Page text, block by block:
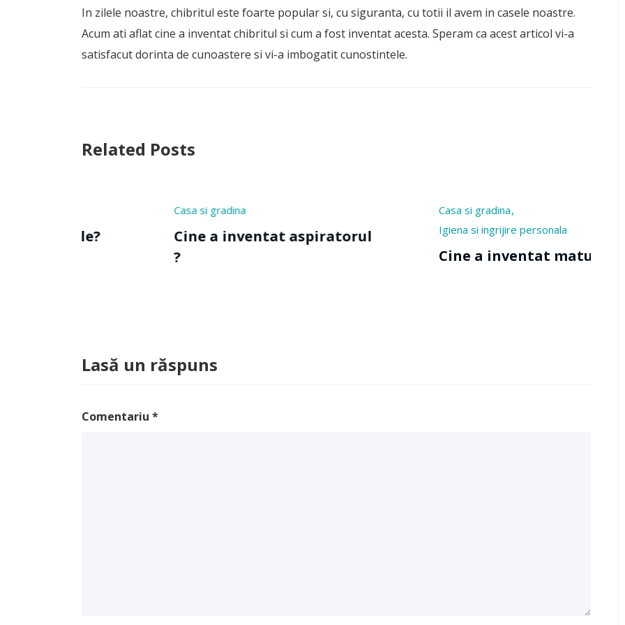
In zilele noastre, chibritul este foarte popular si, cu siguranta, cu totii il avem in casele noastre.
Acum ati aflat cine a inventat chibritul si cum a fost inventat acesta. Speram ca acest articol vi-a
satisfacut dorinta de cunoastere si vi-a imbogatit cunostintele.
Related Posts
Cine a inventat aspiratorul
Igiena si ingrijire personala
Cine a inventat matura?
Cine a
apa?
Lasă un răspuns
Comentariu *